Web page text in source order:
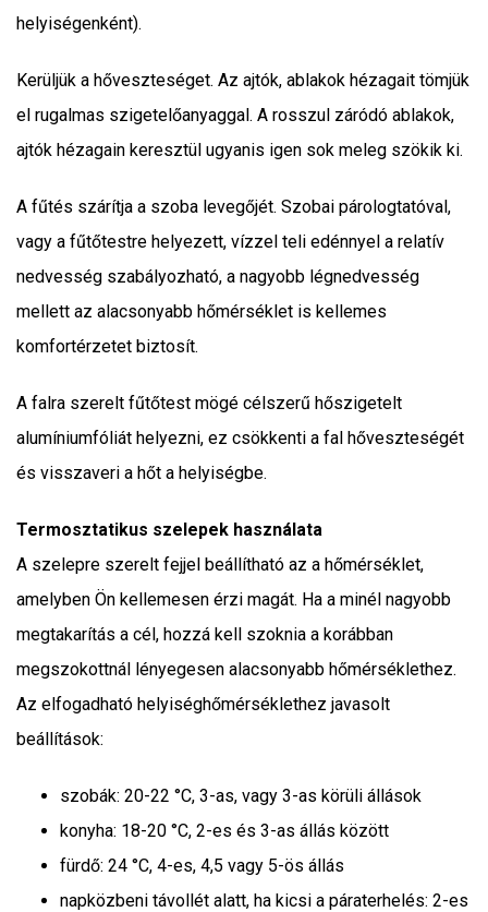
helyiségenként).
Kerüljük a hőveszteséget. Az ajtók, ablakok hézagait tömjük
el rugalmas szigetelőanyaggal. A rosszul záródó ablakok,
ajtók hézagain keresztül ugyanis igen sok meleg szökik ki.
A fűtés szárítja a szoba levegőjét. Szobai párologtatóval,
vagy a fűtőtestre helyezett, vízzel teli edénnyel a relatív
nedvesség szabályozható, a nagyobb légnedvesség
mellett az alacsonyabb hőmérséklet is kellemes
komfortérzetet biztosít.
A falra szerelt fűtőtest mögé célszerű hőszigetelt
alumíniumfóliát helyezni, ez csökkenti a fal hőveszteségét
és visszaveri a hőt a helyiségbe.
Termosztatikus szelepek használata
A szelepre szerelt fejjel beállítható az a hőmérséklet,
amelyben Ön kellemesen érzi magát. Ha a minél nagyobb
megtakarítás a cél, hozzá kell szoknia a korábban
megszokottnál lényegesen alacsonyabb hőmérséklethez.
Az elfogadható helyiséghőmérséklethez javasolt
beállítások:
szobák: 20-22 °C, 3-as, vagy 3-as körüli állások
konyha: 18-20 °C, 2-es és 3-as állás között
fürdő: 24 °C, 4-es, 4,5 vagy 5-ös állás
napközbeni távollét alatt, ha kicsi a páraterhelés: 2-es